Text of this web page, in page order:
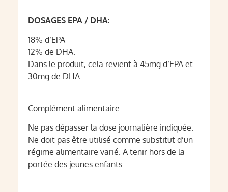
DOSAGES EPA / DHA:
18% d’EPA
12% de DHA.
Dans le produit, cela revient à 45mg d’EPA et
30mg de DHA.
Complément alimentaire
Ne pas dépasser la dose journalière indiquée.
Ne doit pas être utilisé comme substitut d’un
régime alimentaire varié. A tenir hors de la
portée des jeunes enfants.